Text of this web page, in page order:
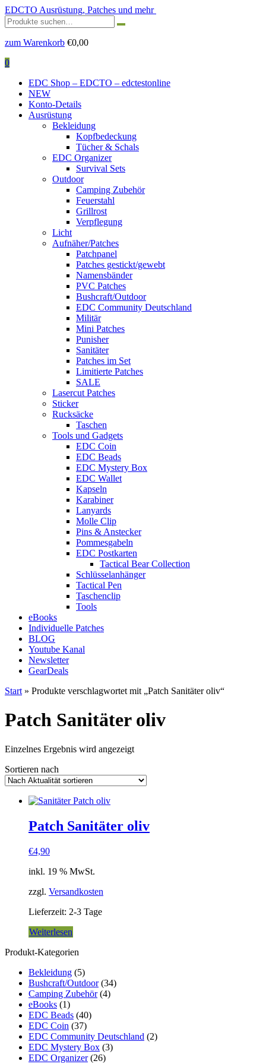
EDCTO Ausrüstung, Patches und mehr
Suchen
nach:
zum Warenkorb €0,00
0
EDC Shop – EDCTO – edctestonline
NEW
Konto-Details
Ausrüstung
Bekleidung
Kopfbedeckung
Tücher & Schals
EDC Organizer
Survival Sets
Outdoor
Camping Zubehör
Feuerstahl
Grillrost
Verpflegung
Licht
Aufnäher/Patches
Patchpanel
Patches gestickt/gewebt
Namensbänder
PVC Patches
Bushcraft/Outdoor
EDC Community Deutschland
Militär
Mini Patches
Punisher
Sanitäter
Patches im Set
Limitierte Patches
SALE
Lasercut Patches
Sticker
Rucksäcke
Taschen
Tools und Gadgets
EDC Coin
EDC Beads
EDC Mystery Box
EDC Wallet
Kapseln
Karabiner
Lanyards
Molle Clip
Pins & Anstecker
Pommesgabeln
EDC Postkarten
Tactical Bear Collection
Schlüsselanhänger
Tactical Pen
Taschenclip
Tools
eBooks
Individuelle Patches
BLOG
Youtube Kanal
Newsletter
GearDeals
Start » Produkte verschlagwortet mit „Patch Sanitäter oliv“
Patch Sanitäter oliv
Einzelnes Ergebnis wird angezeigt
Sortieren nach
Patch Sanitäter oliv
€4,90
inkl. 19 % MwSt.
zzgl. Versandkosten
Lieferzeit: 2-3 Tage
Weiterlesen
Produkt-Kategorien
Bekleidung (5)
Bushcraft/Outdoor (34)
Camping Zubehör (4)
eBooks (1)
EDC Beads (40)
EDC Coin (37)
EDC Community Deutschland (2)
EDC Mystery Box (3)
EDC Organizer (26)